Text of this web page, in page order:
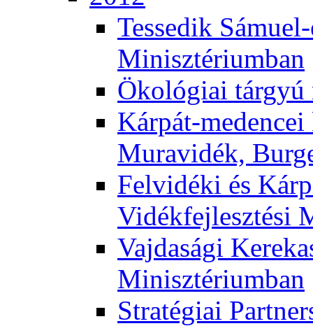
Tessedik
Minisztériumban
Ökológiai tárgyú
Kárpát-
Muravidék,
Felvidéki és
Vidékfejlesztési
Vajdasági
Minisztériumban
Stratégiai